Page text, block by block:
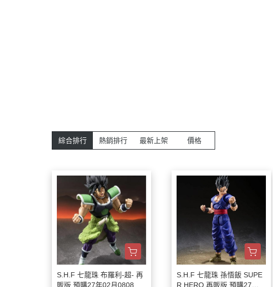
綜合排行 熱銷排行 最新上架 價格
S.H.F 七龍珠 布羅利-超- 再
販版 預購27年02月0808
S.H.F 七龍珠 孫悟飯 SUPE
R HERO 再販版 預購27年0